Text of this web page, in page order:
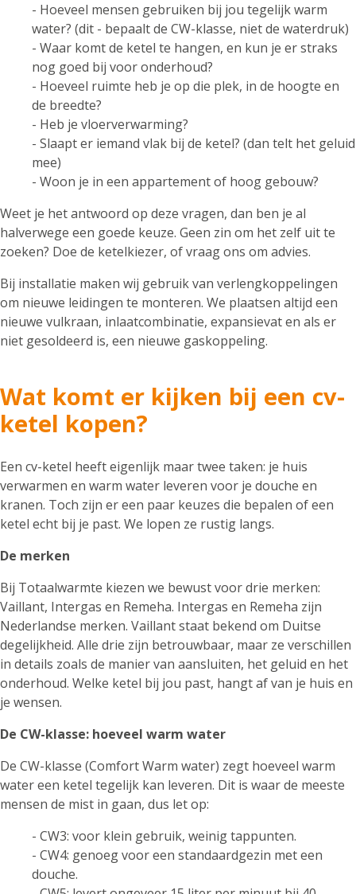
- Hoeveel mensen gebruiken bij jou tegelijk warm
water? (dit - bepaalt de CW-klasse, niet de waterdruk)
- Waar komt de ketel te hangen, en kun je er straks
nog goed bij voor onderhoud?
- Hoeveel ruimte heb je op die plek, in de hoogte en
de breedte?
- Heb je vloerverwarming?
- Slaapt er iemand vlak bij de ketel? (dan telt het geluid
mee)
- Woon je in een appartement of hoog gebouw?
Weet je het antwoord op deze vragen, dan ben je al
halverwege een goede keuze. Geen zin om het zelf uit te
zoeken? Doe de ketelkiezer, of vraag ons om advies.
Bij installatie maken wij gebruik van verlengkoppelingen
om nieuwe leidingen te monteren. We plaatsen altijd een
nieuwe vulkraan, inlaatcombinatie, expansievat en als er
niet gesoldeerd is, een nieuwe gaskoppeling.
Wat komt er kijken bij een cv-
ketel kopen?
Een cv-ketel heeft eigenlijk maar twee taken: je huis
verwarmen en warm water leveren voor je douche en
kranen. Toch zijn er een paar keuzes die bepalen of een
ketel echt bij je past. We lopen ze rustig langs.
De merken
Bij Totaalwarmte kiezen we bewust voor drie merken:
Vaillant, Intergas en Remeha. Intergas en Remeha zijn
Nederlandse merken. Vaillant staat bekend om Duitse
degelijkheid. Alle drie zijn betrouwbaar, maar ze verschillen
in details zoals de manier van aansluiten, het geluid en het
onderhoud. Welke ketel bij jou past, hangt af van je huis en
je wensen.
De CW-klasse: hoeveel warm water
De CW-klasse (Comfort Warm water) zegt hoeveel warm
water een ketel tegelijk kan leveren. Dit is waar de meeste
mensen de mist in gaan, dus let op:
- CW3: voor klein gebruik, weinig tappunten.
- CW4: genoeg voor een standaardgezin met een
douche.